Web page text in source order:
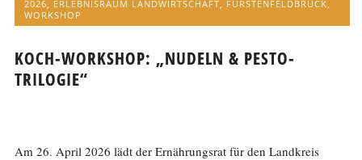
2026, ERLEBNISRAUM LANDWIRTSCHAFT, FÜRSTENFELDBRUCK,
WORKSHOP
KOCH-WORKSHOP: „NUDELN & PESTO-
TRILOGIE“
Am 26. April 2026 lädt der Ernährungsrat für den Landkreis